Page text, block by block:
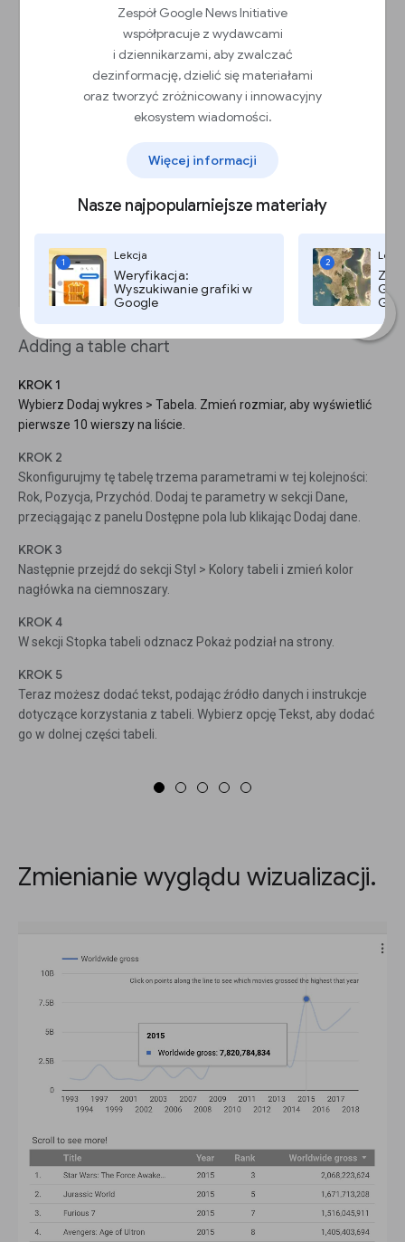
Zespół Google News Initiative
współpracuje z wydawcami
i dziennikarzami, aby zwalczać
dezinformację, dzielić się materiałami
oraz tworzyć zróżnicowany i innowacyjny
ekosystem wiadomości.
Więcej informacji
Nasze najpopularniejsze materiały
1
Lekcja
Weryfikacja:
Wyszukiwanie grafiki w
Google
2
Adding a table chart
KROK 1
Wybierz Dodaj wykres > Tabela. Zmień rozmiar, aby wyświetlić
pierwsze 10 wierszy na liście.
KROK 2
Skonfigurujmy tę tabelę trzema parametrami w tej kolejności:
Rok, Pozycja, Przychód. Dodaj te parametry w sekcji Dane,
przeciągając z panelu Dostępne pola lub klikając Dodaj dane.
KROK 3
Następnie przejdź do sekcji Styl > Kolory tabeli i zmień kolor
nagłówka na ciemnoszary.
KROK 4
W sekcji Stopka tabeli odznacz Pokaż podział na strony.
KROK 5
Teraz możesz dodać tekst, podając źródło danych i instrukcje
dotyczące korzystania z tabeli. Wybierz opcję Tekst, aby dodać
go w dolnej części tabeli.
Zmienianie wyglądu wizualizacji.